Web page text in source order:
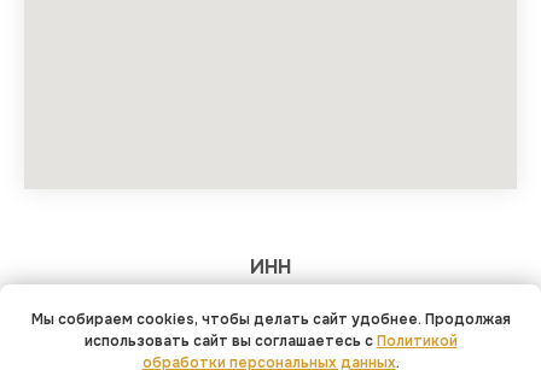
Мы собираем cookies, чтобы делать сайт удобнее. Продолжая
использовать сайт вы соглашаетесь сПолитикой
обработки персональных данных.
ИНН
ОГРНИП
319344300025358